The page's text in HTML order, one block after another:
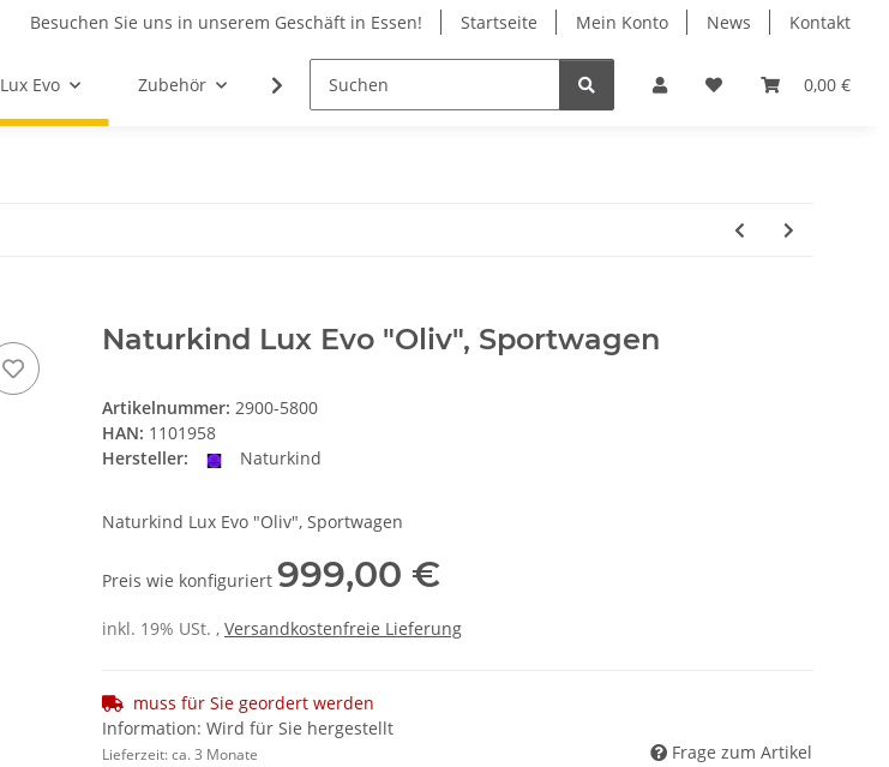
Besuchen Sie uns in unserem Geschäft in Essen! Startseite Mein Konto News Kontakt
0,00 €
Lux Evo Zubehör Ersatzteile Geschäft in Essen
Naturkind Lux Evo "Oliv", Sportwagen
Artikelnummer: 2900-5800
HAN: 1101958
Hersteller:
Naturkind
Naturkind Lux Evo "Oliv", Sportwagen
Preis wie konfiguriert 999,00 €
inkl. 19% USt. , Versandkostenfreie Lieferung
muss für Sie geordert werden
Information: Wird für Sie hergestellt
Lieferzeit:ca. 3 Monate Frage zum Artikel